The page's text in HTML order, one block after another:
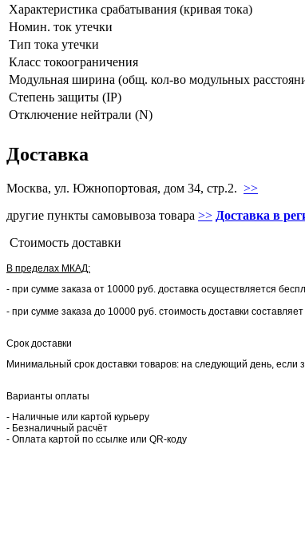
Характеристика срабатывания (кривая тока)
Номин. ток утечки
Тип тока утечки
Класс токоограничения
Модульная ширина (общ. кол-во модульных
Степень защиты (IP)
Отключение нейтрали (N)
Доставка
Москва, ул. Южнопортовая, дом 34, стр.2. >>
другие пункты самовывоза товара >> Доставка в
Стоимость доставки
В пределах МКАД:
- при сумме заказа от 10000 руб. доставка осуществляется
- при сумме заказа до 10000 руб. стоимость доставки
Срок доставки
Минимальный срок доставки товаров: на следующий день, если
Варианты оплаты
- Наличные или картой курьеру
- Безналичный расчёт
- Оплата картой по ссылке или QR-коду